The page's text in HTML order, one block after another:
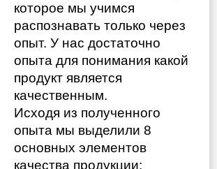
которое мы учимся
распознавать только через
опыт. У нас достаточно
опыта для понимания какой
продукт является
качественным.
Исходя из полученного
опыта мы выделили 8
основных элементов
качества продукции: